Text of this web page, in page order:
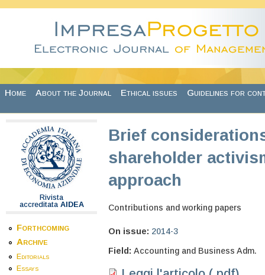
Home About the Journal Ethical issues Guidelines for
Rivista
accreditata AIDEA
Forthcoming
Archive
Editorials
Essays
Brief
shareholder
approach
Contributions and working papers
On issue: 2014-3
Field: Accounting and Business Adm.